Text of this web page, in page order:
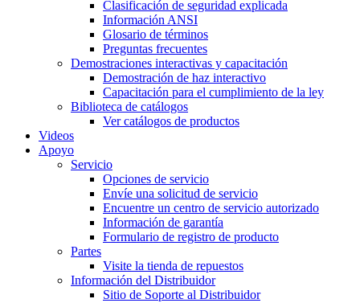
Clasificación de seguridad explicada
Información ANSI
Glosario de términos
Preguntas frecuentes
Demostraciones interactivas y capacitación
Demostración de haz interactivo
Capacitación para el cumplimiento de la ley
Biblioteca de catálogos
Ver catálogos de productos
Videos
Apoyo
Servicio
Opciones de servicio
Envíe una solicitud de servicio
Encuentre un centro de servicio autorizado
Información de garantía
Formulario de registro de producto
Partes
Visite la tienda de repuestos
Información del Distribuidor
Sitio de Soporte al Distribuidor